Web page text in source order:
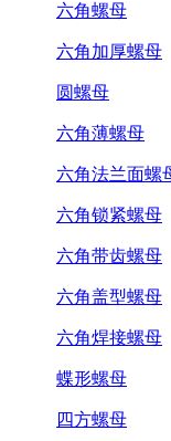
六角螺母
六角加厚螺母
圆螺母
六角薄螺母
六角法兰面螺
六角锁紧螺母
六角带齿螺母
六角盖型螺母
六角焊接螺母
蝶形螺母
四方螺母